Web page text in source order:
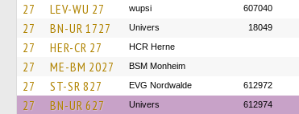
27 LEV-WU 27 wupsi 607040
27 BN-UR 1727 Univers 18049
27 HER-CR 27 HCR Herne
27 ME-BM 2027 BSM Monheim
27 ST-SR 827 EVG Nordwalde 612972
27 BN-UR 627 Univers 612974